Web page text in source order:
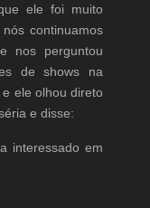
ele foi muito
continuamos
nos perguntou
de shows na
ele olhou direto
e disse:
interessado em